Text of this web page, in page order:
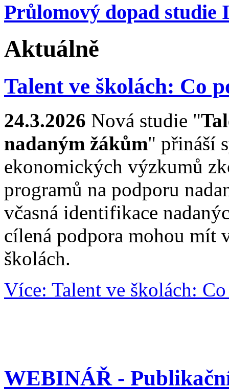
Průlomový dopad
Aktuálně
Talent ve školách: Co
24.3.2026 Nová studie "
nadaným žákům" přináší
ekonomických výzkumů
programů na podporu
včasná identifikace
cílená podpora mohou mít
školách.
Více: Talent ve školách:
WEBINÁŘ -